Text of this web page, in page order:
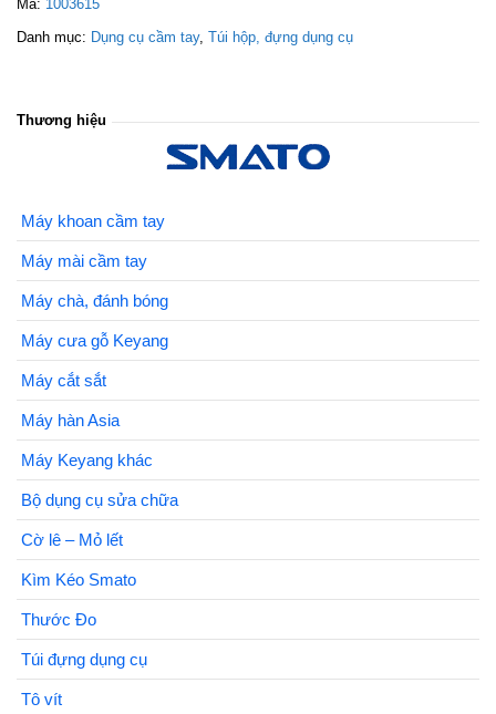
Mã: 1003615
Danh mục: Dụng cụ cầm tay, Túi hộp, đựng dụng cụ
Thương hiệu
Máy khoan cầm tay
Máy mài cầm tay
Máy chà, đánh bóng
Máy cưa gỗ Keyang
Máy cắt sắt
Máy hàn Asia
Máy Keyang khác
Bộ dụng cụ sửa chữa
Cờ lê – Mỏ lết
Kìm Kéo Smato
Thước Đo
Túi đựng dụng cụ
Tô vít